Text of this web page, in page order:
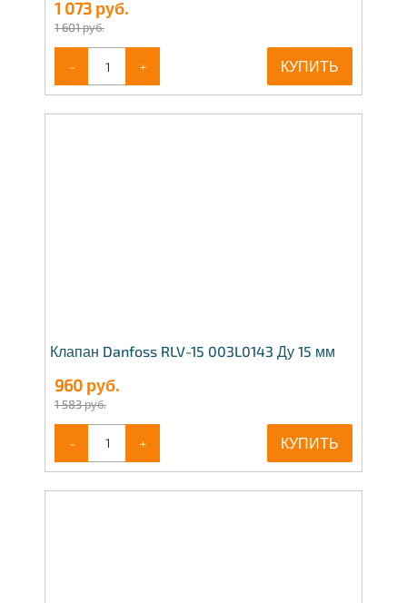
1 073 руб.
1 601 руб.
- + КУПИТЬ
Клапан Danfoss RLV-15 003L0143 Ду 15 мм
960 руб.
1 583 руб.
- + КУПИТЬ